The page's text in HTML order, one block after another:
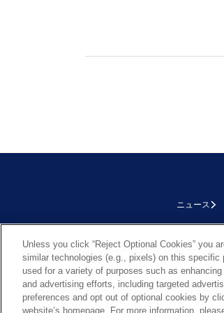
ニュース
Cookie Settings
Unless you click “Reject Optional Cookies” you
similar technologies (e.g., pixels) on this specific
used for a variety of purposes such as
and advertising efforts, including targeted
preferences and opt out of optional cookies by
website’s homepage. For more information,